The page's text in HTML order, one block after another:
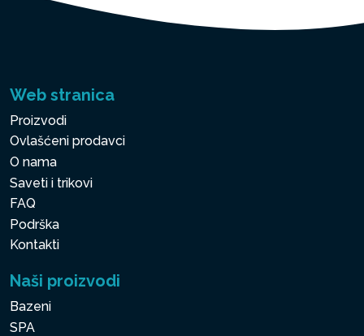
Web stranica
Proizvodi
Ovlašćeni prodavci
O nama
Saveti i trikovi
FAQ
Podrška
Kontakti
Naši proizvodi
Bazeni
SPA